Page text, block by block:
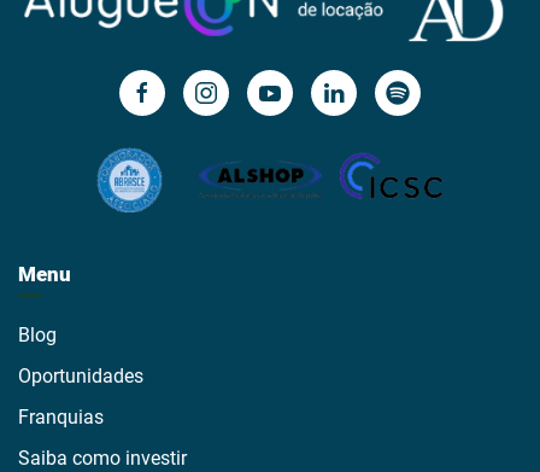
Menu
Blog
Oportunidades
Franquias
Saiba como investir